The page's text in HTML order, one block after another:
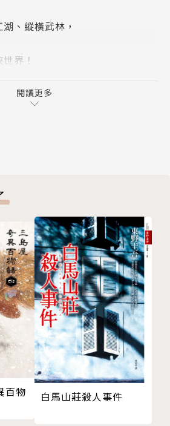
、縱橫武林，
界！
靈劍泣，野火熄」 ──
四起，人人噤若寒蟬。而江湖上
教
教橫行，擁有絕世靈能的教主段獨
毒術和武功掌控了上萬狂熱信徒，
。當火教開始將魔手伸入武林時，
逃避禍，武當封山自保，武林各門
火教的陰影籠罩世間，如天邊濃重
，眼見暴風雨就將迎頭打來，天地
閱讀更多
百物
白馬山莊殺人事件